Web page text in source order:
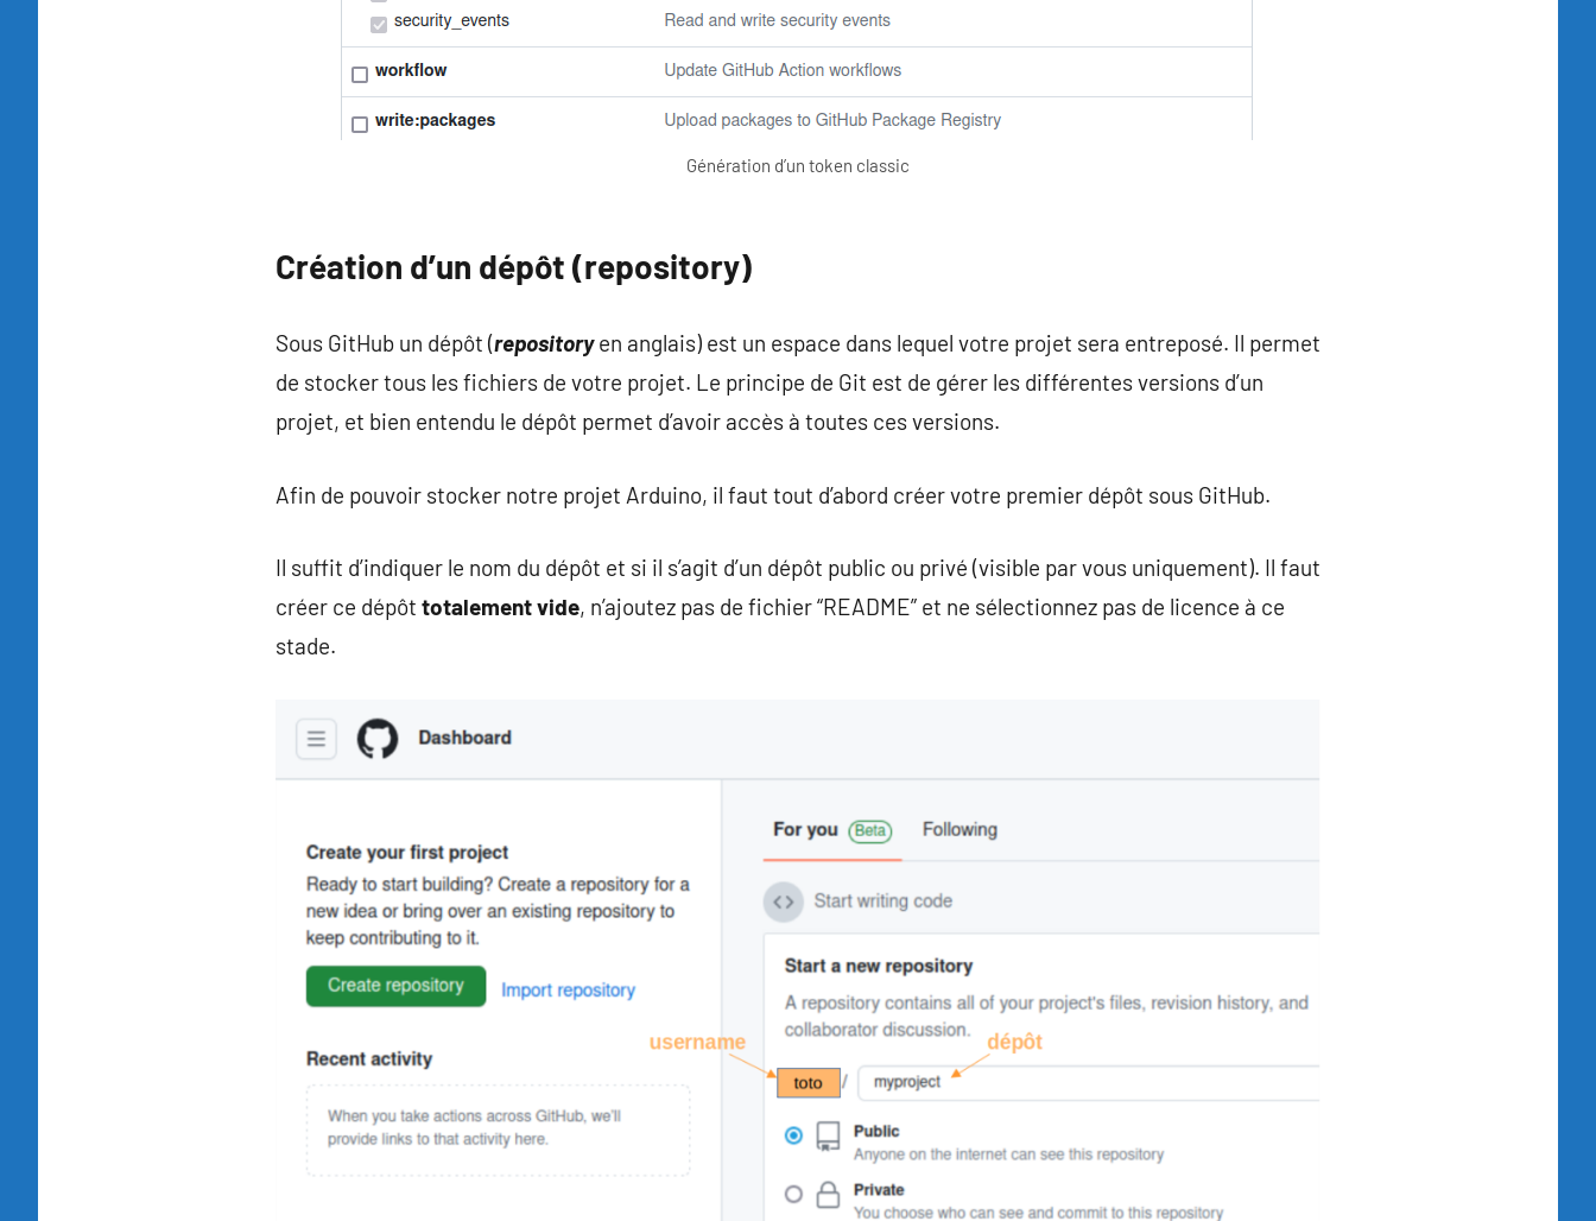
Génération d’un token classic
Création d’un dépôt (repository)
Sous GitHub un dépôt (repositoryen anglais) est un espace dans lequel votre projet sera entreposé. Il permet
de stocker tous les fichiers de votre projet. Le principe de Git est de gérer les différentes versions d’un
projet, et bien entendu le dépôt permet d’avoir accès à toutes ces versions.
Afin de pouvoir stocker notre projet Arduino, il faut tout d’abord créer votre premier dépôt sous GitHub.
Il suffit d’indiquer le nom du dépôt et si il s’agit d’un dépôt public ou privé (visible par vous uniquement). Il faut
créer ce dépôt totalement vide, n’ajoutez pas de fichier “README” et ne sélectionnez pas de licence à ce
stade.